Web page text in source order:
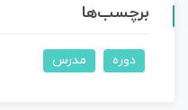
برچسب‌ها
دوره مدرس